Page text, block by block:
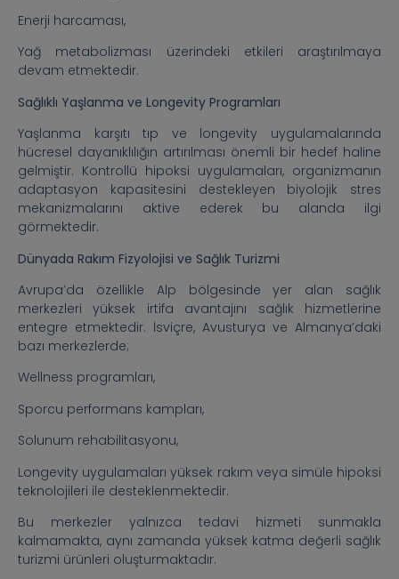
Enerji harcaması,
Yağ metabolizması üzerindeki etkileri araştırılmaya
devam etmektedir.
Sağlıklı Yaşlanma ve Longevity Programları
Yaşlanma karşıtı tıp ve longevity uygulamalarında
hücresel dayanıklılığın artırılması önemli bir hedef haline
gelmiştir. Kontrollü hipoksi uygulamaları, organizmanın
adaptasyon kapasitesini destekleyen biyolojik stres
mekanizmalarını aktive ederek bu alanda ilgi
görmektedir.
Dünyada Rakım Fizyolojisi ve Sağlık Turizmi
Avrupa’da özellikle Alp bölgesinde yer alan sağlık
merkezleri yüksek irtifa avantajını sağlık hizmetlerine
entegre etmektedir. İsviçre, Avusturya ve Almanya’daki
bazı merkezlerde;
Wellness programları,
Sporcu performans kampları,
Solunum rehabilitasyonu,
Longevity uygulamaları yüksek rakım veya simüle hipoksi
teknolojileri ile desteklenmektedir.
Bu merkezler yalnızca tedavi hizmeti sunmakla
kalmamakta, aynı zamanda yüksek katma değerli sağlık
turizmi ürünleri oluşturmaktadır.